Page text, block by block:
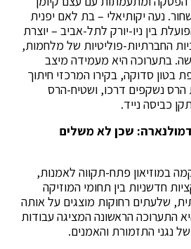
נעה יקותיאלי – בת לאם יפנית
בין ניו-יורק לתל-אביב – יוצרת
החברתיות-פוליטיות של מלחמות,
בתערוכה היא מעמידה מיצב
בטון סדוקה, בקירו המרכזי חיתוך
הרס נשקפים דרכו, ושטיח-הרס
כביסה נייד.
שכן לא משלים
במוזיאון פתח-תקווה לאמנות,
חדשניות בין תחומי המוזיקה
שלעתים רחוקות מוצגים על אותה
התערוכה הראשונה המציגה עבודות
נגני התזמורת והאמנים.